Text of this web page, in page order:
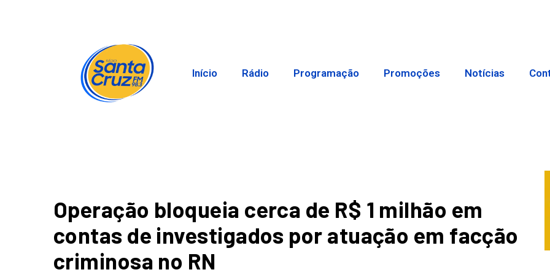
Início Rádio Programação Promoções Notícias
Operação bloqueia cerca de R$ 1 milhão em
contas de investigados por atuação em facção
criminosa no RN